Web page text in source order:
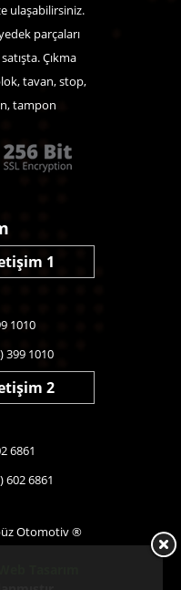
ulaşabilirsiniz.
parçaları
Çıkma
tavan, stop,
tampon
1
1010
399 1010
2
6861
602 6861
Otomotiv ®